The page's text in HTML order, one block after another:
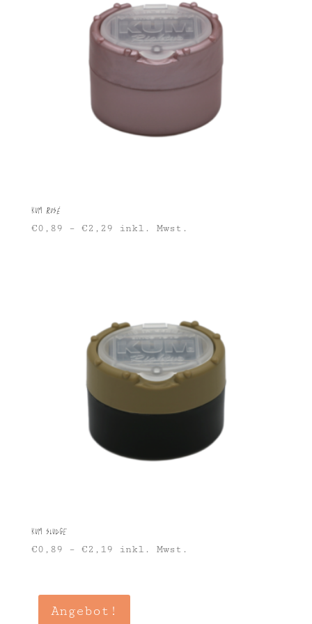
KUM Rosé
€0,89 – €2,29 inkl. Mwst.
KUM Sludge
€0,89 – €2,19 inkl. Mwst.
Angebot!